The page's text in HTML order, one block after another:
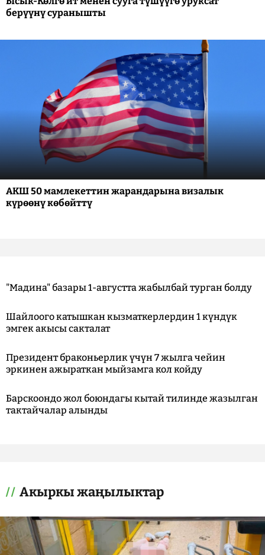
берүүнү суранышты
АКШ 50 мамлекеттин жарандарына визалык
күрөөнү көбөйттү
"Мадина" базары 1-августта жабылбай турган болду
Шайлоого катышкан кызматкерлердин 1 күндүк
эмгек акысы сакталат
Президент браконьерлик үчүн 7 жылга чейин
эркинен ажыраткан мыйзамга кол койду
Барскоондо жол боюндагы кытай тилинде жазылган
тактайчалар алынды
Акыркы жаңылыктар